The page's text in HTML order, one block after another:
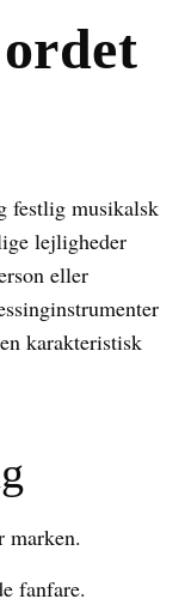
festlig musikalsk
lejligheder
eller
karakteristisk
marken.
fanfare.